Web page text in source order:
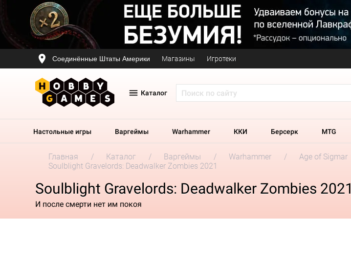
Соединённые Штаты Америки Магазины Игротеки
Каталог
Настольные игры Варгеймы Warhammer ККИ Берсерк MTG
Главная Каталог Варгеймы Warhammer Age of Sigmar
Soulblight Gravelords: Deadwalker Zombies 2021
Soulblight Gravelords: Deadwalker Zombies 2021
И после смерти нет им покоя